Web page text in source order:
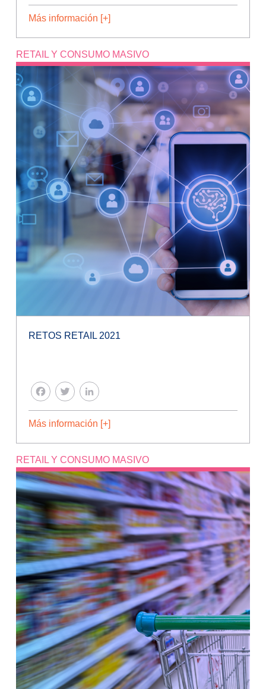
Más información [+]
RETAIL Y CONSUMO MASIVO
RETOS RETAIL 2021
FACEBOOK
TWITTER
Más información [+]
RETAIL Y CONSUMO MASIVO